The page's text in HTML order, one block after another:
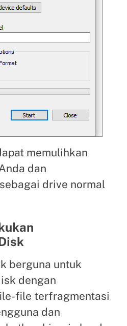
memulihkan
dan
drive normal
berguna untuk
dengan
file terfragmentasi
dan